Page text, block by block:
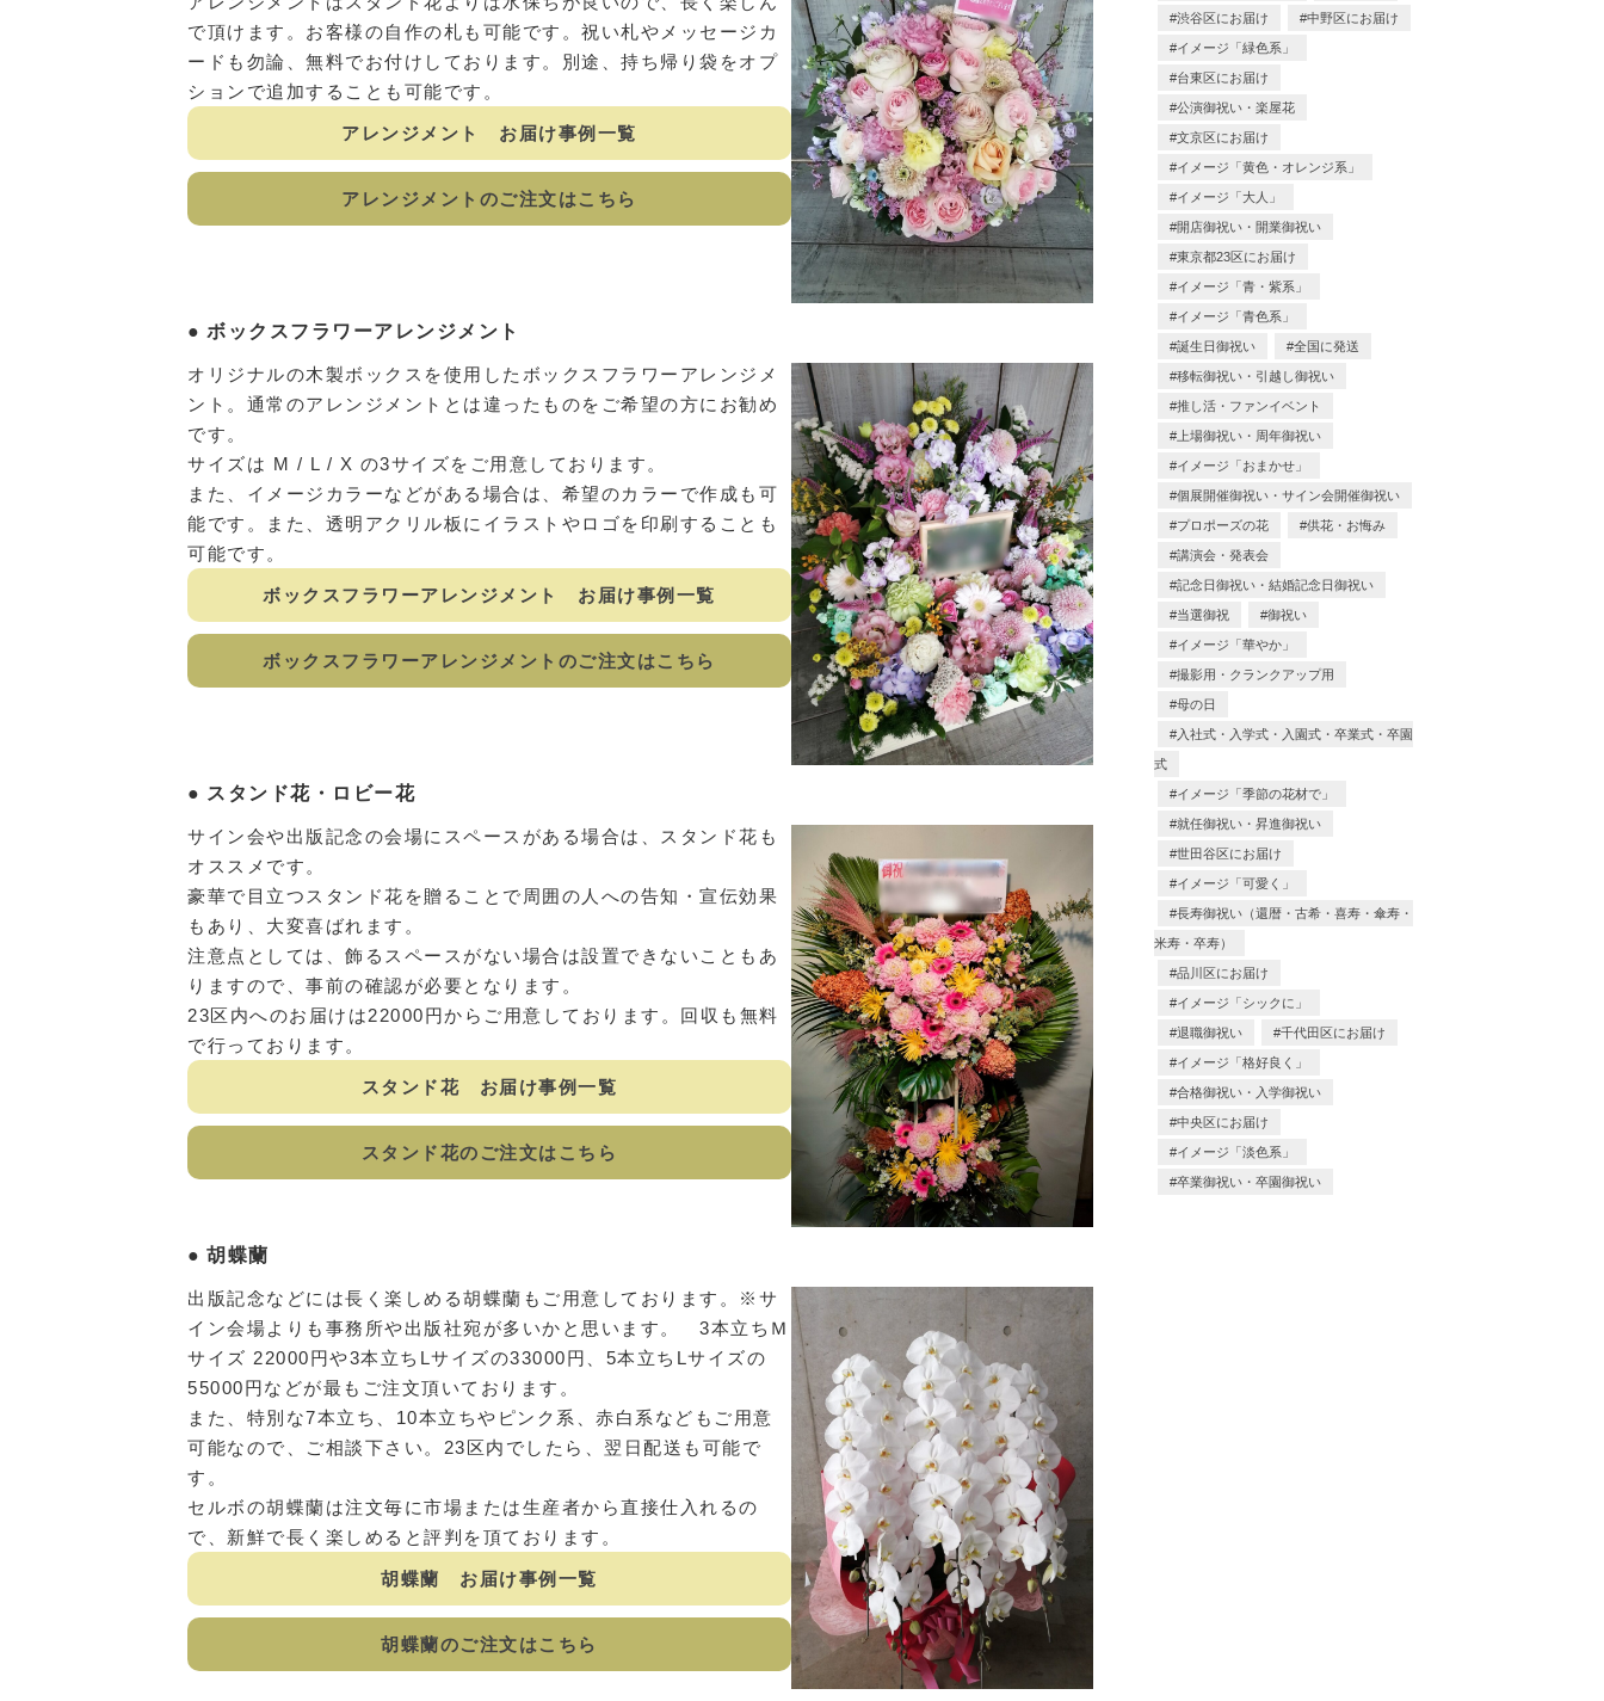
で頂けます。お客様の自作の札も可能です。祝い札やメッセージカ
ードも勿論、無料でお付けしております。別途、持ち帰り袋をオプ
ションで追加することも可能です。
アレンジメント お届け事例一覧
アレンジメントのご注文はこちら
ボックスフラワーアレンジメント
オリジナルの木製ボックスを使用したボックスフラワーアレンジメ
ント。通常のアレンジメントとは違ったものをご希望の方にお勧め
です。
サイズは M / L / X の3サイズをご用意しております。
また、イメージカラーなどがある場合は、希望のカラーで作成も可
能です。また、透明アクリル板にイラストやロゴを印刷することも
可能です。
ボックスフラワーアレンジメント お届け事例一覧
ボックスフラワーアレンジメントのご注文はこちら
スタンド花・ロビー花
サイン会や出版記念の会場にスペースがある場合は、スタンド花も
オススメです。
豪華で目立つスタンド花を贈ることで周囲の人への告知・宣伝効果
もあり、大変喜ばれます。
注意点としては、飾るスペースがない場合は設置できないこともあ
りますので、事前の確認が必要となります。
23区内へのお届けは22000円からご用意しております。回収も無料
で行っております。
スタンド花 お届け事例一覧
スタンド花のご注文はこちら
胡蝶蘭
出版記念などには長く楽しめる胡蝶蘭もご用意しております。※サ
イン会場よりも事務所や出版社宛が多いかと思います。 3本立ちＭ
サイズ 22000円や3本立ちLサイズの33000円、5本立ちLサイズの
55000円などが最もご注文頂いております。
また、特別な7本立ち、10本立ちやピンク系、赤白系などもご用意
可能なので、ご相談下さい。23区内でしたら、翌日配送も可能で
す。
セルボの胡蝶蘭は注文毎に市場または生産者から直接仕入れるの
で、新鮮で長く楽しめると評判を頂ております。
胡蝶蘭 お届け事例一覧
胡蝶蘭のご注文はこちら
渋谷区にお届け 中野区にお届け
イメージ「緑色系」
台東区にお届け
公演御祝い・楽屋花
文京区にお届け
イメージ「黄色・オレンジ系」
イメージ「大人」
開店御祝い・開業御祝い
東京都23区にお届け
イメージ「青・紫系」
イメージ「青色系」
誕生日御祝い 全国に発送
移転御祝い・引越し御祝い
推し活・ファンイベント
上場御祝い・周年御祝い
イメージ「おまかせ」
個展開催御祝い・サイン会開催御祝い
プロポーズの花 供花・お悔み
講演会・発表会
記念日御祝い・結婚記念日御祝い
当選御祝 御祝い
イメージ「華やか」
撮影用・クランクアップ用
母の日
入社式・入学式・入園式・卒業式・卒園
式
イメージ「季節の花材で」
就任御祝い・昇進御祝い
世田谷区にお届け
イメージ「可愛く」
長寿御祝い（還暦・古希・喜寿・傘寿・
米寿・卒寿）
品川区にお届け
イメージ「シックに」
退職御祝い 千代田区にお届け
イメージ「格好良く」
合格御祝い・入学御祝い
中央区にお届け
イメージ「淡色系」
卒業御祝い・卒園御祝い